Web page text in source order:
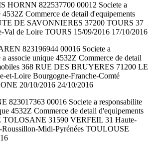
HORNN 822537700 00012 Societe a
Commerce de detail d'equipements
DE SAVONNIERES 37200 TOURS 37
Val de Loire TOURS 15/09/2016 17/10/2016
823196944 00016 Societe a
associe unique 4532Z Commerce de detail
368 RUE DES BRUYERES 71200 LE
et-Loire Bourgogne-Franche-Comté
20/10/2016 24/10/2016
823017363 00016 Societe a responsabilite
4532Z Commerce de detail d'equipements
TOLOSANE 31590 VERFEIL 31 Haute-
Roussillon-Midi-Pyrénées TOULOUSE